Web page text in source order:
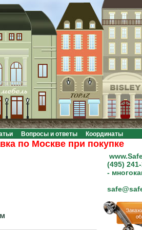
Вопросы и ответы Координаты
Москве при покупке на
(495)
-